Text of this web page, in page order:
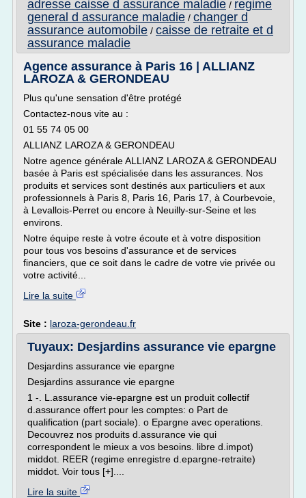
adresse caisse d assurance maladie / regime
general d assurance maladie / changer d
assurance automobile / caisse de retraite et d
assurance maladie
Agence assurance à Paris 16 | ALLIANZ
LAROZA & GERONDEAU
Plus qu'une sensation d'être protégé
Contactez-nous vite au :
01 55 74 05 00
ALLIANZ LAROZA & GERONDEAU
Notre agence générale ALLIANZ LAROZA & GERONDEAU
basée à Paris est spécialisée dans les assurances. Nos
produits et services sont destinés aux particuliers et aux
professionnels à Paris 8, Paris 16, Paris 17, à Courbevoie,
à Levallois-Perret ou encore à Neuilly-sur-Seine et les
environs.
Notre équipe reste à votre écoute et à votre disposition
pour tous vos besoins d'assurance et de services
financiers, que ce soit dans le cadre de votre vie privée ou
votre activité...
Lire la suite
Site : laroza-gerondeau.fr
Tuyaux: Desjardins assurance vie epargne
Desjardins assurance vie epargne
Desjardins assurance vie epargne
1 -. L.assurance vie-epargne est un produit collectif
d.assurance offert pour les comptes: o Part de
qualification (part sociale). o Epargne avec operations.
Decouvrez nos produits d.assurance vie qui
correspondent le mieux a vos besoins. libre d.impot)
middot. REER (regime enregistre d.epargne-retraite)
middot. Voir tous [+]....
Lire la suite